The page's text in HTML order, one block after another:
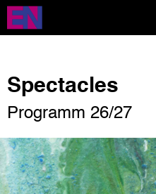
Direkt
zum
Inhalt
Spectacles
Programm 26/27